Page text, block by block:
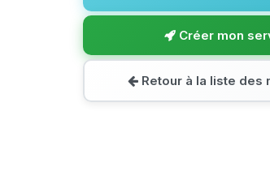
Créer mon
Retour à la liste des